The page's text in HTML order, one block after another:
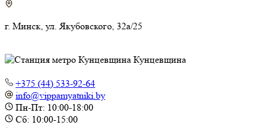
г. Минск, ул. Якубовского, 32а/25
Кунцевщина
+375 (44) 533-92-64
info@vippamyatniki.by
Пн-Пт: 10:00-18:00
Сб: 10:00-15:00